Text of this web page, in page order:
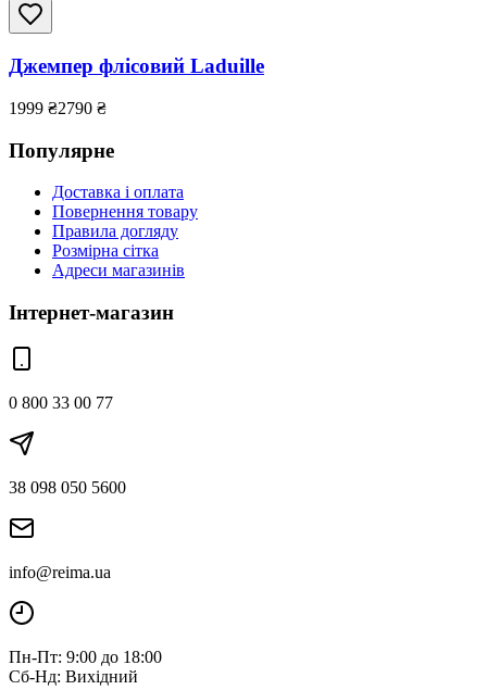
Джемпер флісовий Laduille
1999 ₴2790 ₴
Популярне
Доставка і оплата
Повернення товару
Правила догляду
Розмірна сітка
Адреси магазинів
Інтернет-магазин
0 800 33 00 77
38 098 050 5600
info@reima.ua
Пн-Пт: 9:00 до 18:00
Сб-Нд: Вихідний